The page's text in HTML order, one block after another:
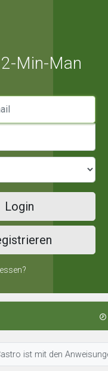
2-Min-Man
Login
den Anweisungen für